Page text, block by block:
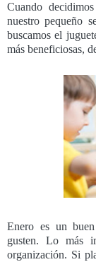
Cuando
nuestro pequeño
buscamos el
más beneficiosas,
Enero es un
gusten. Lo más
organización. Si